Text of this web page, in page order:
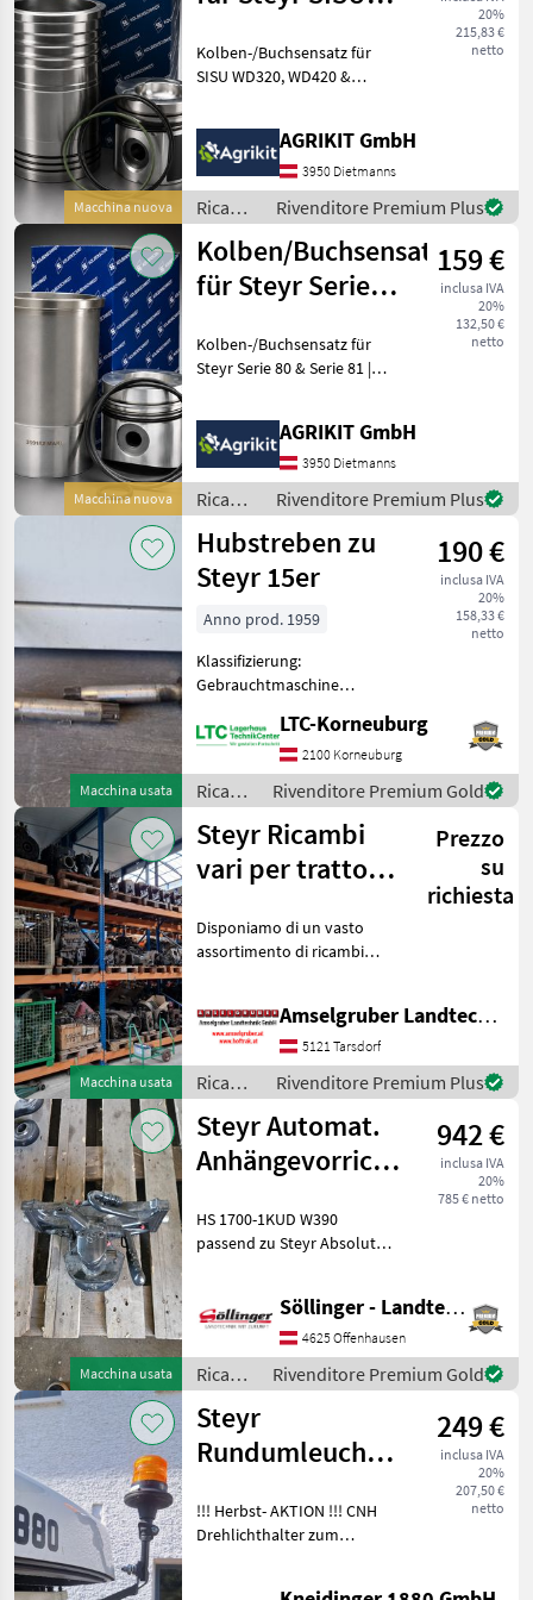
/ Steyr
Macchina nuova
20%
215,83 €
netto
Kolben-/Buchsensatz für
SISU WD320, WD420 &
9100M, M9078, M9086,
9155, 9160, 9170, 9180,
AGRIKIT GmbH
3950 Dietmanns
Ricambi
per
macchine
agricole
/ Steyr
Rivenditore Premium Plus
Macchina nuova
Kolben/Buchsensatz
für Steyr Serie
159 €
inclusa IVA
20%
132,50 €
netto
Kolben-/Buchsensatz für
Steyr Serie 80 & Serie 81 |
8085, 8090, 8100, 8110, 8120
Kolben-/Buchs
AGRIKIT GmbH
3950 Dietmanns
Ricambi
per
macchine
agricole
/ Steyr
Rivenditore Premium Plus
Macchina usata
Hubstreben zu
Steyr 15er
190 €
inclusa IVA
20%
158,33 €
netto
Anno prod. 1959
Klassifizierung:
Gebrauchtmaschine
agricole Pezzi per trattori
LTC-Korneuburg
2100 Korneuburg
Ricambi
per
macchine
agricole
/ Steyr
Rivenditore Premium Gold
Macchina usata
Steyr Ricambi
vari per trattori
d'epoca
Prezzo
su
richiesta
Disponiamo di un vasto
assortimento di ricambi
asse anteriore, supporto
dell'asse, cerchioni, motori,
cambi
Amselgruber Landtechnik GmbH
5121 Tarsdorf
Ricambi
per
macchine
agricole
/ Steyr
Rivenditore Premium Plus
Macchina usata
Steyr Automat.
Anhängevorrichtung
942 €
inclusa IVA
20%
785 € netto
HS 1700-1KUD W390
passend zu Steyr Absolut
Söllinger - Landtechnik GmbH
4625 Offenhausen
Ricambi
per
macchine
agricole
/ Steyr
Rivenditore Premium Gold
Steyr
Rundumleuchtenhalter
249 €
inclusa IVA
20%
207,50 €
netto
!!! Herbst- AKTION !!! CNH
Drehlichthalter zum